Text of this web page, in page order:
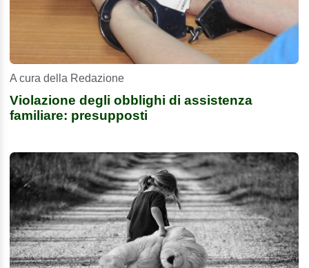
A cura della Redazione
Violazione degli obblighi di assistenza
familiare: presupposti